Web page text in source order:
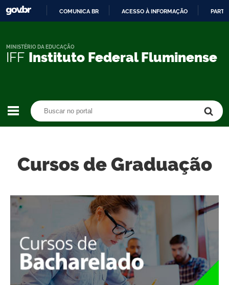
CONTEÚDO
COMUNICA BR ACESSO À INFORMAÇÃO
IFF Instituto Federal Fluminense
MINISTÉRIO DA EDUCAÇÃO
Cursos de Graduação